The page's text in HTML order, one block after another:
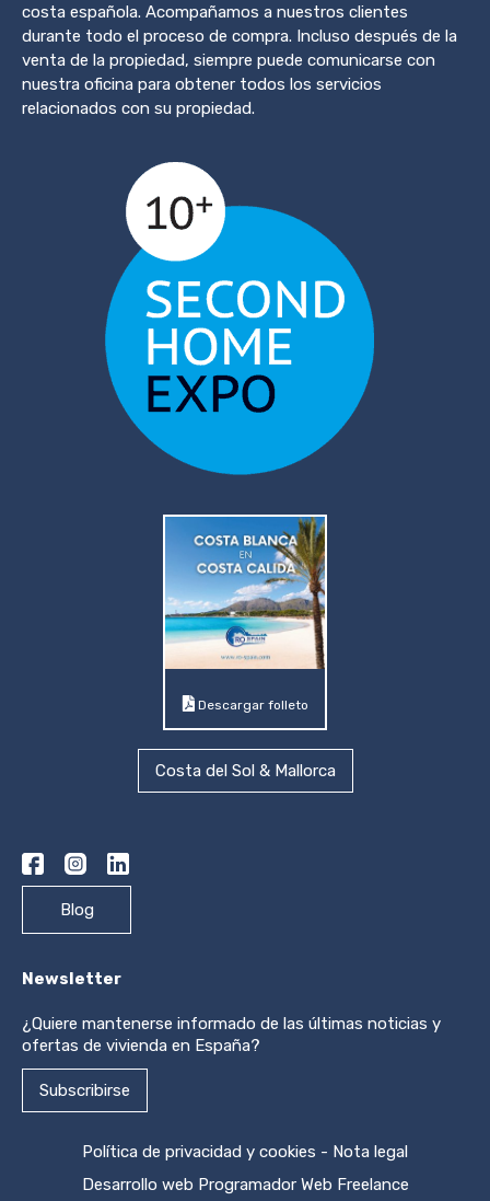
costa española. Acompañamos a nuestros clientes
durante todo el proceso de compra. Incluso después de la
venta de la propiedad, siempre puede comunicarse con
nuestra oficina para obtener todos los servicios
relacionados con su propiedad.
Descargar folleto
Costa del Sol & Mallorca
Blog
Newsletter
¿Quiere mantenerse informado de las últimas noticias y
ofertas de vivienda en España?
Subscribirse
Política de privacidad y cookies - Nota legal
Desarrollo web Programador Web Freelance